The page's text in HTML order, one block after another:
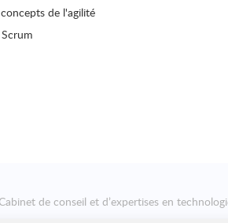
de l'agilité
de conseil et d’expertises en